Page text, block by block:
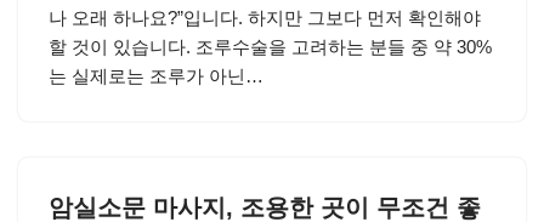
나 오래 하나요?”입니다. 하지만 그보다 먼저 확인해야
할 것이 있습니다. 조루수술을 고려하는 분들 중 약 30%
는 실제로는 조루가 아닌…
암실소문 마사지, 조용한 곳이 무조건 좋